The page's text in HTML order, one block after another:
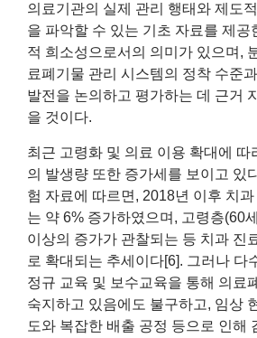
의료기관의 실제 관리 행태와 제도
을 파악할 수 있는 기초 자료를 제공
적 희소성으로서의 의미가 있으며,
료폐기물 관리 시스템의 정착 수준
발전을 논의하고 평가하는 데 근거
을 것이다.
최근 고령화 및 의료 이용 확대에 따
의 발생량 또한 증가세를 보이고 있
험 자료에 따르면, 2018년 이후 치
는 약 6% 증가하였으며, 고령층(60
이상의 증가가 관찰되는 등 치과 진
로 확대되는 추세이다[6]. 그러나 다
정규 교육 및 보수교육을 통해 의료
숙지하고 있음에도 불구하고, 임상
도와 복잡한 배출 공정 등으로 인해